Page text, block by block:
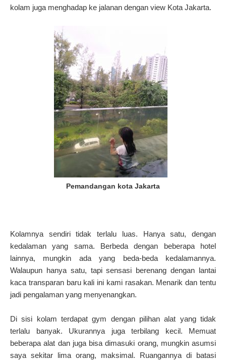
kolam juga menghadap ke jalanan dengan view Kota Jakarta.
Pemandangan kota Jakarta
Kolamnya sendiri tidak terlalu luas. Hanya satu, dengan
kedalaman yang sama. Berbeda dengan beberapa hotel
lainnya, mungkin ada yang beda-beda kedalamannya.
Walaupun hanya satu, tapi sensasi berenang dengan lantai
kaca transparan baru kali ini kami rasakan. Menarik dan tentu
jadi pengalaman yang menyenangkan.
Di sisi kolam terdapat gym dengan pilihan alat yang tidak
terlalu banyak. Ukurannya juga terbilang kecil. Memuat
beberapa alat dan juga bisa dimasuki orang, mungkin asumsi
saya sekitar lima orang, maksimal. Ruangannya di batasi